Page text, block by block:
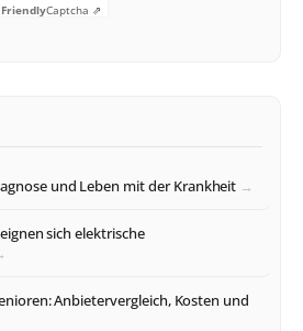
FriendlyCaptcha ⇗
und Leben mit der Krankheit
sich elektrische
Anbietervergleich, Kosten und